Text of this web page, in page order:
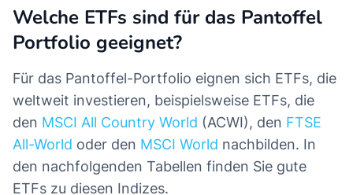
Welche ETFs sind für das Pantoffel
Portfolio geeignet?
Für das Pantoffel-Portfolio eignen sich ETFs, die
weltweit investieren, beispielsweise ETFs, die
den MSCI All Country World (ACWI), den FTSE
All-World oder den MSCI World nachbilden. In
den nachfolgenden Tabellen finden Sie gute
ETFs zu diesen Indizes.